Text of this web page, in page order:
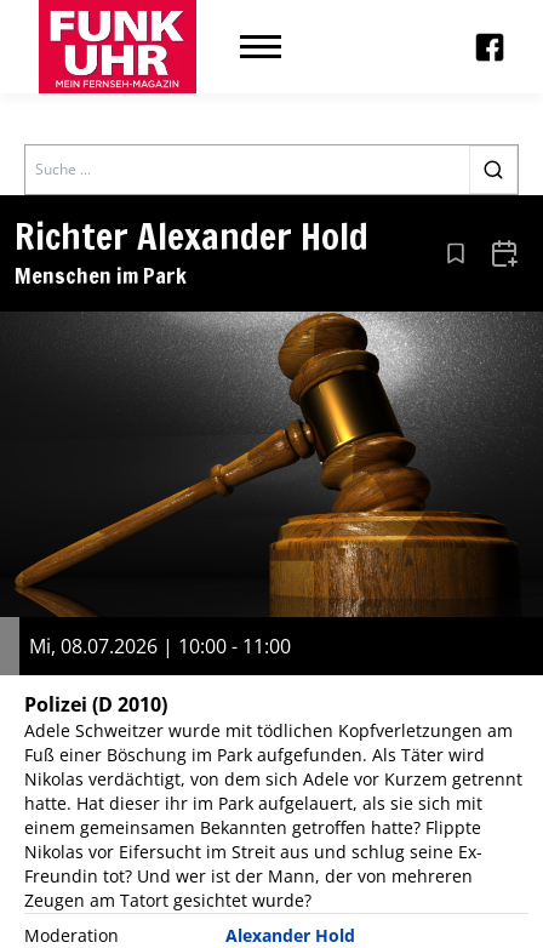
Search
Richter Alexander Hold
Menschen im Park Aus den
Mi, 08.07.2026 | 10:00 - 11:00
Polizei (D 2010)
Adele Schweitzer wurde mit tödlichen Kopfverletzungen am
Fuß einer Böschung im Park aufgefunden. Als Täter wird
Nikolas verdächtigt, von dem sich Adele vor Kurzem getrennt
hatte. Hat dieser ihr im Park aufgelauert, als sie sich mit
einem gemeinsamen Bekannten getroffen hatte? Flippte
Nikolas vor Eifersucht im Streit aus und schlug seine Ex-
Freundin tot? Und wer ist der Mann, der von mehreren
Zeugen am Tatort gesichtet wurde?
Moderation
Alexander Hold